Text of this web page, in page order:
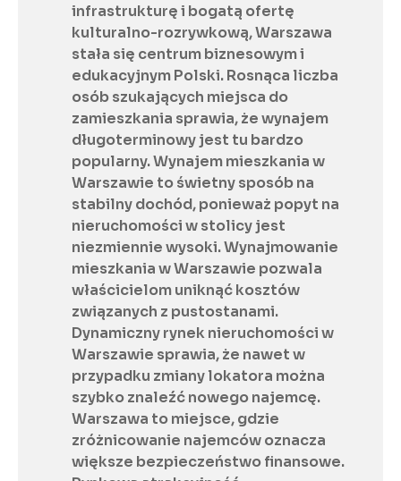
infrastrukturę i bogatą ofertę
kulturalno-rozrywkową, Warszawa
stała się centrum biznesowym i
edukacyjnym Polski. Rosnąca liczba
osób szukających miejsca do
zamieszkania sprawia, że wynajem
długoterminowy jest tu bardzo
popularny. Wynajem mieszkania w
Warszawie to świetny sposób na
stabilny dochód, ponieważ popyt na
nieruchomości w stolicy jest
niezmiennie wysoki. Wynajmowanie
mieszkania w Warszawie pozwala
właścicielom uniknąć kosztów
związanych z pustostanami.
Dynamiczny rynek nieruchomości w
Warszawie sprawia, że nawet w
przypadku zmiany lokatora można
szybko znaleźć nowego najemcę.
Warszawa to miejsce, gdzie
zróżnicowanie najemców oznacza
większe bezpieczeństwo finansowe.